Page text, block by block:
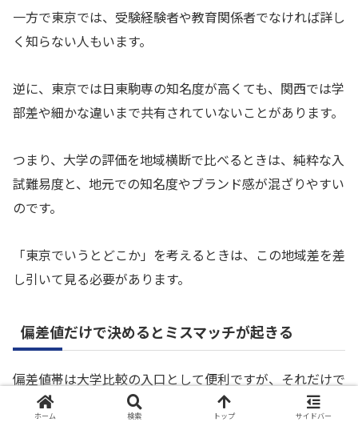
一方で東京では、受験経験者や教育関係者でなければ詳し
く知らない人もいます。
逆に、東京では日東駒専の知名度が高くても、関西では学
部差や細かな違いまで共有されていないことがあります。
つまり、大学の評価を地域横断で比べるときは、純粋な入
試難易度と、地元での知名度やブランド感が混ざりやすい
のです。
「東京でいうとどこか」を考えるときは、この地域差を差
し引いて見る必要があります。
偏差値だけで決めるとミスマッチが起きる
偏差値帯は大学比較の入口として便利ですが、それだけで
進学先を決めるとミスマッチが起きやすくなります。
ホーム 検索 トップ サイドバー